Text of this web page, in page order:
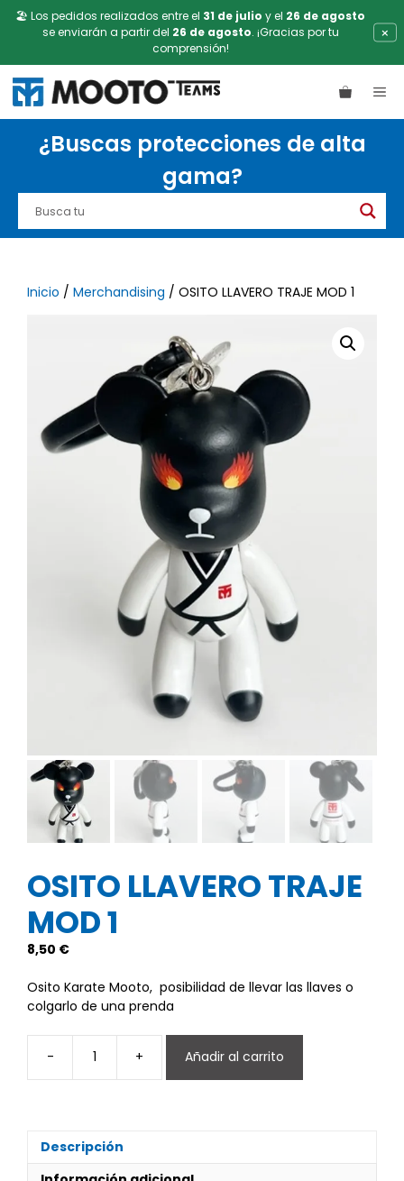
🏖️ Los pedidos realizados entre el 31 de julio y el 26 de agosto
se enviarán a partir del 26 de agosto. ¡Gracias por tu
comprensión!
×
Saltar
contenido
¿Buscas protecciones de alta
gama?
Inicio / Merchandising / OSITO LLAVERO TRAJE MOD 1
OSITO LLAVERO TRAJE
MOD 1
8,50 €
Osito Karate Mooto, posibilidad de llevar las llaves o
colgarlo de una prenda
-
OSITO
LLAVERO
cantidad
+ Añadir al carrito
Descripción